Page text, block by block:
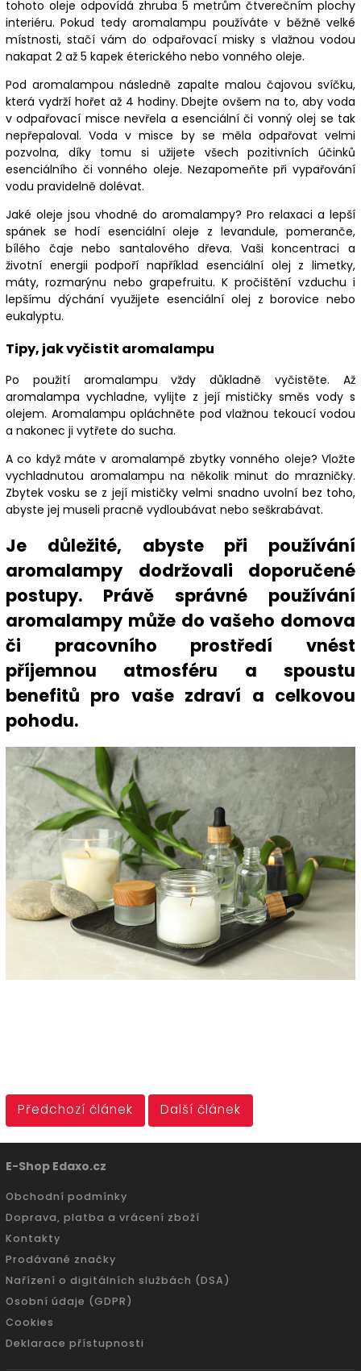
tohoto oleje odpovídá zhruba 5 metrům čtverečním plochy
interiéru. Pokud tedy aromalampu používáte v běžně velké
místnosti, stačí vám do odpařovací misky s vlažnou vodou
nakapat 2 až 5 kapek éterického nebo vonného oleje.
Pod aromalampou následně zapalte malou čajovou svíčku,
která vydrží hořet až 4 hodiny. Dbejte ovšem na to, aby voda
v odpařovací misce nevřela a esenciální či vonný olej se tak
nepřepaloval. Voda v misce by se měla odpařovat velmi
pozvolna, díky tomu si užijete všech pozitivních účinků
esenciálního či vonného oleje. Nezapomeňte při vypařování
vodu pravidelně dolévat.
Jaké oleje jsou vhodné do aromalampy? Pro relaxaci a lepší
spánek se hodí esenciální oleje z levandule, pomeranče,
bílého čaje nebo santalového dřeva. Vaši koncentraci a
životní energii podpoří například esenciální olej z limetky,
máty, rozmarýnu nebo grapefruitu. K pročištění vzduchu i
lepšímu dýchání využijete esenciální olej z borovice nebo
eukalyptu.
Tipy, jak vyčistit aromalampu
Po použití aromalampu vždy důkladně vyčistěte. Až
aromalampa vychladne, vylijte z její mističky směs vody s
olejem. Aromalampu opláchněte pod vlažnou tekoucí vodou
a nakonec ji vytřete do sucha.
A co když máte v aromalampě zbytky vonného oleje? Vložte
vychladnutou aromalampu na několik minut do mrazničky.
Zbytek vosku se z její mističky velmi snadno uvolní bez toho,
abyste jej museli pracně vydloubávat nebo seškrabávat.
Je důležité, abyste při používání
aromalampy dodržovali doporučené
postupy. Právě správné používání
aromalampy může do vašeho domova
či pracovního prostředí vnést
příjemnou atmosféru a spoustu
benefitů pro vaše zdraví a celkovou
pohodu.
Předchozí článek Další článek
E-Shop Edaxo.cz
Obchodní podmínky
Doprava, platba a vrácení zboží
Kontakty
Prodávané značky
Nařízení o digitálních službách (DSA)
Osobní údaje (GDPR)
Cookies
Deklarace přístupnosti